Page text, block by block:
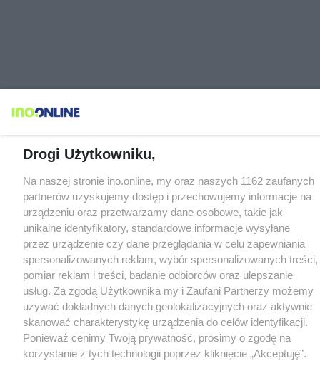
Drogi Użytkowniku,
Na naszej stronie ino.online, my oraz naszych 1162 zaufanych
partnerów uzyskujemy dostęp i przechowujemy informacje na
urządzeniu oraz przetwarzamy dane osobowe, takie jak
unikalne identyfikatory, standardowe informacje wysyłane
przez urządzenie czy dane przeglądania w celu zapewniania
spersonalizowanych reklam, wybór spersonalizowanych treści,
pomiar reklam i treści, badanie odbiorców oraz ulepszanie
usług. Za zgodą Użytkownika my i Zaufani Partnerzy możemy
używać dokładnych danych geolokalizacyjnych oraz aktywnie
skanować charakterystykę urządzenia do celów identyfikacji.
Ponieważ cenimy Twoją prywatność, prosimy o zgodę na
korzystanie z tych technologii poprzez kliknięcie „Akceptuję”.